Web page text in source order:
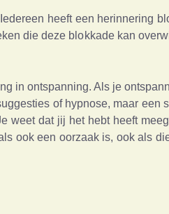
heeft een herinnering
die deze blokkade kan
in ontspanning. Als je
of hypnose, maar een
weet dat jij het hebt heeft
ook een oorzaak is, ook als